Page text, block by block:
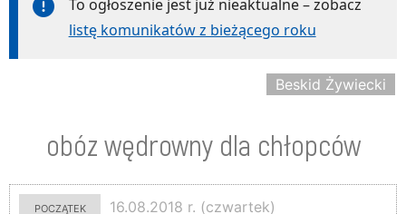
To ogłoszenie jest już nieaktualne – zobacz
listę komunikatów z bieżącego roku
Beskid Żywiecki
obóz wędrowny dla chłopców
początek
16.08.2018 r. (czwartek)